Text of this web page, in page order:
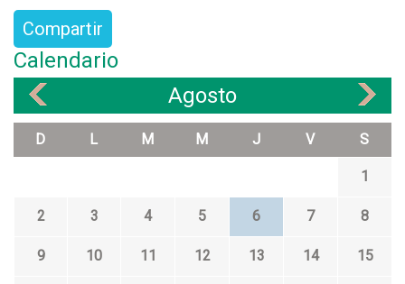
Compartir
Calendario
Agosto
D L M M J V S
1
2 3 4 5 6 7 8
9 10 11 12 13 14 15